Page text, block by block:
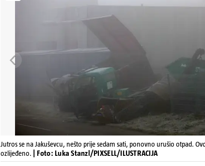
Jutros se na Jakuševcu, nešto prije sedam sati, ponovno urušio otpad.
ozlijeđeno.
| Foto: Luka Stanzl/PIXSELL/ILUSTRACIJA